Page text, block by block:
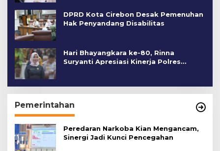
DPRD Kota Cirebon Desak Pemenuhan
Hak Penyandang Disabilitas
Hari Bhayangkara ke-80, Rinna
Suryanti Apresiasi Kinerja Polres
Pemerintahan
Peredaran Narkoba Kian Mengancam,
Sinergi Jadi Kunci Pencegahan